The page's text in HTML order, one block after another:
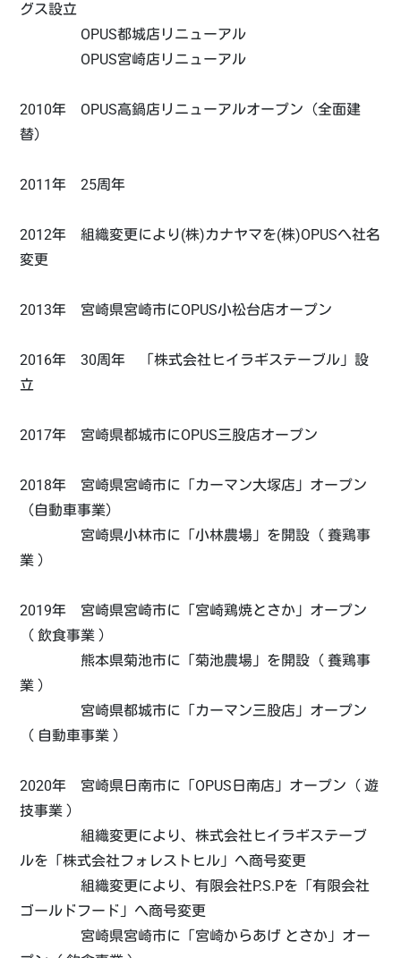
グス設立
OPUS都城店リニューアル
OPUS宮崎店リニューアル
2010年 OPUS高鍋店リニューアルオープン（全面建
替）
2011年 25周年
2012年 組織変更により(株)カナヤマを(株)OPUSへ社名
変更
2013年 宮崎県宮崎市にOPUS小松台店オープン
2016年 30周年 「株式会社ヒイラギステーブル」設
立
2017年 宮崎県都城市にOPUS三股店オープン
2018年 宮崎県宮崎市に「カーマン大塚店」オープン
（自動車事業）
宮崎県小林市に「小林農場」を開設（ 養鶏事
業 ）
2019年 宮崎県宮崎市に「宮崎鶏焼とさか」オープン
（ 飲食事業 ）
熊本県菊池市に「菊池農場」を開設（ 養鶏事
業 ）
宮崎県都城市に「カーマン三股店」オープン
（ 自動車事業 ）
2020年 宮崎県日南市に「OPUS日南店」オープン（ 遊
技事業 ）
組織変更により、株式会社ヒイラギステーブ
ルを「株式会社フォレストヒル」へ商号変更
組織変更により、有限会社P.S.Pを「有限会社
ゴールドフード」へ商号変更
宮崎県宮崎市に「宮崎からあげ とさか」オー